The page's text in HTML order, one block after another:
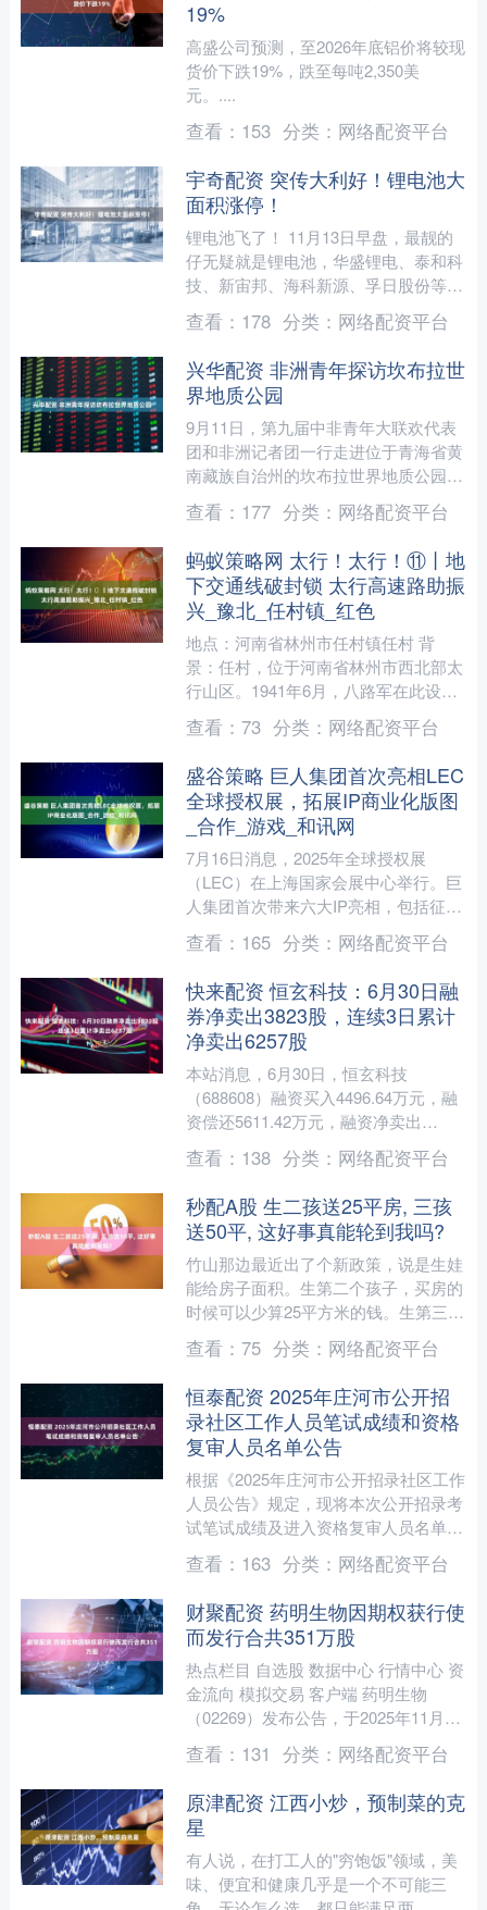
19%
高盛公司预测，至2026年底铝价将较现
货价下跌19%，跌至每吨2,350美
元。....
查看： 153 分类： 网络配资平台
宇奇配资 突传大利好！锂电池大
面积涨停！
锂电池飞了！ 11月13日早盘，最靓的
仔无疑就是锂电池，华盛锂电、泰和科
技、新宙邦、海科新源、孚日股份等全
线飙涨。 值得一提的是，涨停及涨幅
超过10%的个股一度....
查看： 178 分类： 网络配资平台
兴华配资 非洲青年探访坎布拉世
界地质公园
9月11日，第九届中非青年大联欢代表
团和非洲记者团一行走进位于青海省黄
南藏族自治州的坎布拉世界地质公园，
观赏由丹霞地貌与李家峡水库构成的高
峡平湖、丹山碧水等景观....
查看： 177 分类： 网络配资平台
蚂蚁策略网 太行！太行！⑪丨地
下交通线破封锁 太行高速路助振
兴_豫北_任村镇_红色
地点：河南省林州市任村镇任村 背
景：任村，位于河南省林州市西北部太
行山区。1941年6月，八路军在此设立
豫北办事处，并建立起豫北地下交通
线。这条交通线畅通了华中....
查看： 73 分类： 网络配资平台
盛谷策略 巨人集团首次亮相LEC
全球授权展，拓展IP商业化版图
_合作_游戏_和讯网
7月16日消息，2025年全球授权展
（LEC）在上海国家会展中心举行。巨
人集团首次带来六大IP亮相，包括征
途、球球大作战、月圆之夜、太空杀、
超自然行动组和脑白金....
查看： 165 分类： 网络配资平台
快来配资 恒玄科技：6月30日融
券净卖出3823股，连续3日累计
净卖出6257股
本站消息，6月30日，恒玄科技
（688608）融资买入4496.64万元，融
资偿还5611.42万元，融资净卖出
1114.78万元，融资余额4.73亿元。 融
券....
查看： 138 分类： 网络配资平台
秒配A股 生二孩送25平房, 三孩
送50平, 这好事真能轮到我吗?
竹山那边最近出了个新政策，说是生娃
能给房子面积。生第二个孩子，买房的
时候可以少算25平方米的钱。生第三
个，直接减50平方米。要是有两个孩子
又生了第三个，加起来能....
查看： 75 分类： 网络配资平台
恒泰配资 2025年庄河市公开招
录社区工作人员笔试成绩和资格
复审人员名单公告
根据《2025年庄河市公开招录社区工作
人员公告》规定，现将本次公开招录考
试笔试成绩及进入资格复审人员名单有
关事宜公告如下。 一、笔试成绩查询
本次公开招录考试笔....
查看： 163 分类： 网络配资平台
财聚配资 药明生物因期权获行使
而发行合共351万股
热点栏目 自选股 数据中心 行情中心 资
金流向 模拟交易 客户端 药明生物
（02269）发布公告，于2025年11月7
日因期权获行使而发行合共351万股。
新浪....
查看： 131 分类： 网络配资平台
原津配资 江西小炒，预制菜的克
星
有人说，在打工人的"穷饱饭"领域，美
味、便宜和健康几乎是一个不可能三